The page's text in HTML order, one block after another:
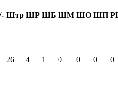
Штр ШР ШБ ШМ ШО ШП
26 4 1 0 0 0
0